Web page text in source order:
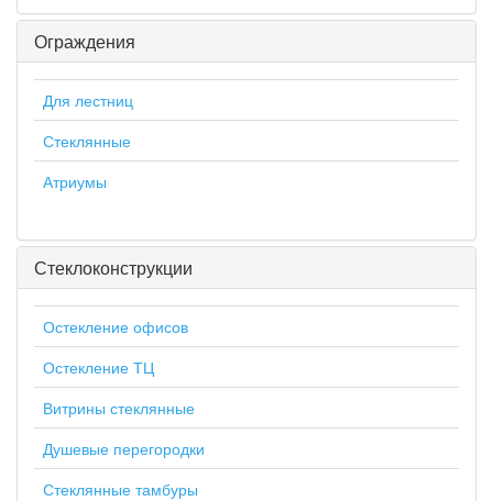
Ограждения
Для лестниц
Стеклянные
Атриумы
Стеклоконструкции
Остекление офисов
Остекление ТЦ
Витрины стеклянные
Душевые перегородки
Стеклянные тамбуры